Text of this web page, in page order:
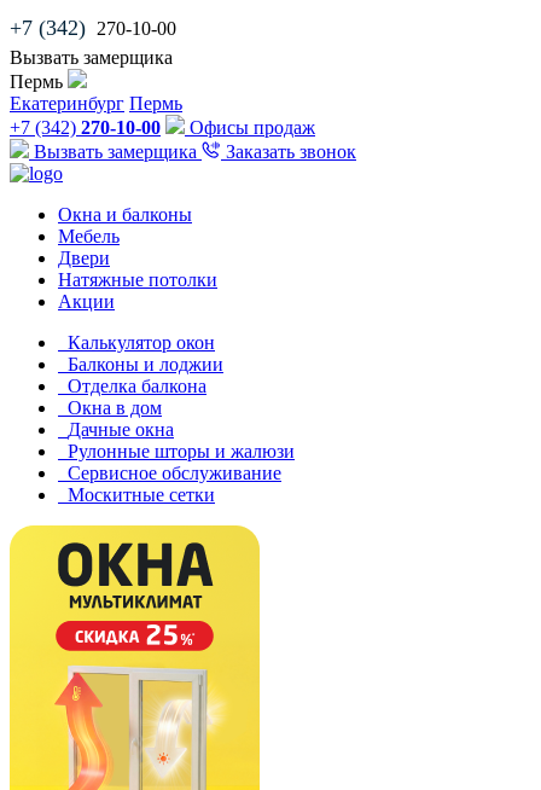
+7 (342) 270-10-00
Вызвать замерщика
Пермь
Екатеринбург Пермь
+7 (342) 270-10-00
Офисы продаж
Вызвать замерщика
Заказать звонок
Окна и балконы
Мебель
Двери
Натяжные потолки
Акции
Калькулятор окон
Балконы и лоджии
Отделка балкона
Окна в дом
Дачные окна
Рулонные шторы и жалюзи
Сервисное обслуживание
Москитные сетки